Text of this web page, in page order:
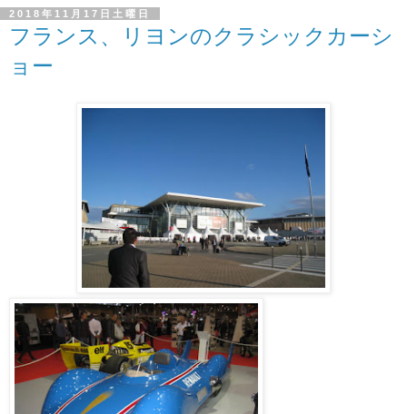
2018年11月17日土曜日
フランス、リヨンのクラシックカーシ
ョー